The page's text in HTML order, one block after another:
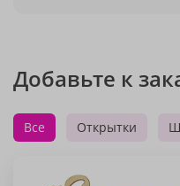
Добавьте к
Все Открытки